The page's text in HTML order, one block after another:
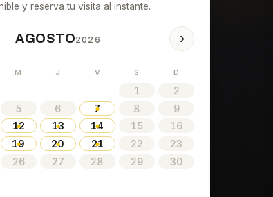
y reserva tu visita al instante.
AGOSTO2026 ›
M J V S D
1
2
5 6 7 8
9
12 13 14 15
16
19 20 21 22
23
26 27 28 29
30